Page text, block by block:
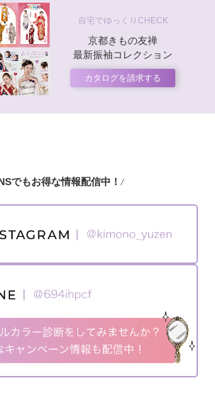
自宅でゆっくりCHECK
京都きもの友禅
最新振袖コレクション
カタログを請求する
でもお得な情報配信中！